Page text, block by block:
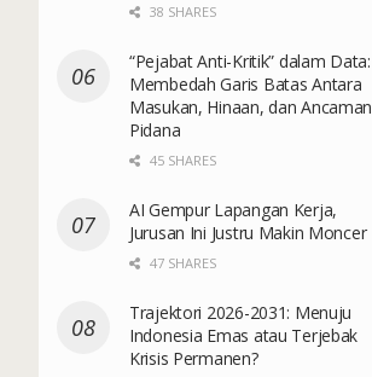
38 SHARES
“Pejabat Anti-Kritik” dalam Data:
Membedah Garis Batas Antara
Masukan, Hinaan, dan Ancaman
Pidana
45 SHARES
AI Gempur Lapangan Kerja,
Jurusan Ini Justru Makin Moncer
47 SHARES
Trajektori 2026-2031: Menuju
Indonesia Emas atau Terjebak
Krisis Permanen?